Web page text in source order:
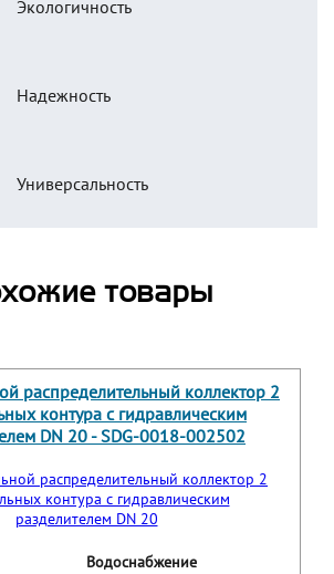
Экологичность
Надежность
Универсальность
товары
распределительный коллектор 2
контура с гидравлическим
DN 20 - SDG-0018-002502
Водоснабжение